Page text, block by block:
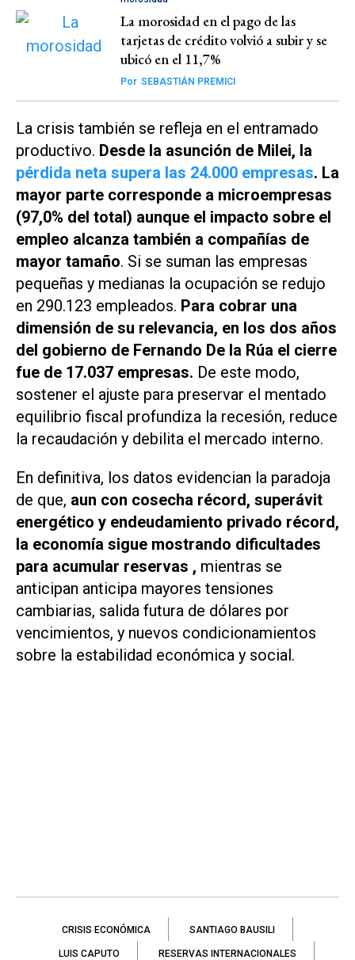
La morosidad en el pago de las
tarjetas de crédito volvió a subir y se
ubicó en el 11,7%
Por SEBASTIÁN PREMICI
La crisis también se refleja en el entramado
productivo. Desde la asunción de Milei, la
pérdida neta supera las 24.000 empresas. La
mayor parte corresponde a microempresas
(97,0% del total) aunque el impacto sobre el
empleo alcanza también a compañías de
mayor tamaño. Si se suman las empresas
pequeñas y medianas la ocupación se redujo
en 290.123 empleados. Para cobrar una
dimensión de su relevancia, en los dos años
del gobierno de Fernando De la Rúa el cierre
fue de 17.037 empresas. De este modo,
sostener el ajuste para preservar el mentado
equilibrio fiscal profundiza la recesión, reduce
la recaudación y debilita el mercado interno.
En definitiva, los datos evidencian la paradoja
de que, aun con cosecha récord, superávit
energético y endeudamiento privado récord,
la economía sigue mostrando dificultades
para acumular reservas , mientras se
anticipan anticipa mayores tensiones
cambiarias, salida futura de dólares por
vencimientos, y nuevos condicionamientos
sobre la estabilidad económica y social.
CRISIS ECONÓMICA SANTIAGO BAUSILI
LUIS CAPUTO RESERVAS INTERNACIONALES